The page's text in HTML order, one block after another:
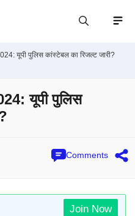
यूपी पुलिस कांस्टेबल का रिजल्ट जारी?
यूपी पुलिस
Comments
Join Now